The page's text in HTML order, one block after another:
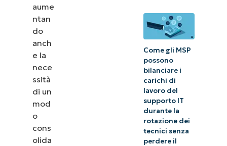
aume
ntan
do
anch
e la
nece
ssità
di un
mod
o
cons
olida
Come gli MSP
possono
bilanciare i
carichi di
lavoro del
supporto IT
durante la
rotazione dei
tecnici senza
perdere il